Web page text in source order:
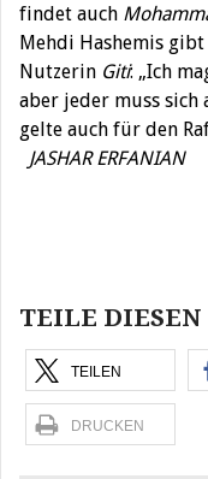
findet auch
Mehdi Hashemis
Nutzerin Giti: „Ich
aber jeder muss sich
gelte auch für den
JASHAR ERFANIAN
TEILE
TEILEN
DRUCKEN